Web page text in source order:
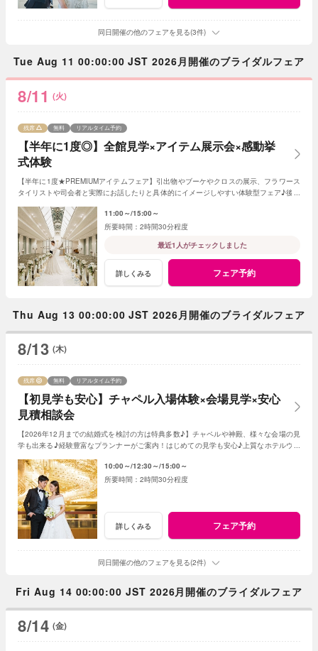
同日開催の他のフェアを見る(3件)
Tue Aug 11 00:00:00 JST 2026月開催のブライダルフェア
8/11 (火)
【半年に1度◎】全館見学×アイテム展示会×感動挙
式体験
残席 無料 リアルタイム予約
【半年に1度★PREMIUMアイテムフェア】引出物やブーケやクロスの展示、フラワース
タイリストや司会者と実際にお話したりと具体的にイメージしやすい体験型フェア♪後日
11:00～ 15:00～
2時間30分程度
最近1人がチェックしました
詳しくみる フェア予約
Thu Aug 13 00:00:00 JST 2026月開催のブライダルフェア
8/13 (木)
【初見学も安心】チャペル入場体験×会場見学×安心
見積相談会
残席 無料 リアルタイム予約
【2026年12月までの結婚式を検討の方は特典多数♪】チャペルや神殿、様々な会場の見
学も出来る♪経験豊富なプランナーがご案内！はじめての見学も安心♪上質なホテルウエ
10:00～ 12:30～ 15:00～
2時間30分程度
詳しくみる フェア予約
同日開催の他のフェアを見る(2件)
Fri Aug 14 00:00:00 JST 2026月開催のブライダルフェア
8/14 (金)